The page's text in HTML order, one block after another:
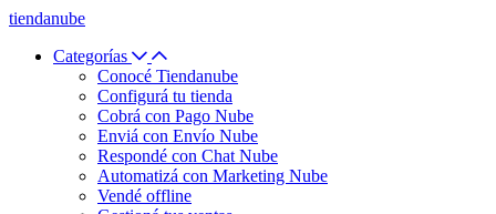
tiendanube
Categorías
Conocé Tiendanube
Configurá tu tienda
Cobrá con Pago Nube
Enviá con Envío Nube
Respondé con Chat Nube
Automatizá con Marketing Nube
Vendé offline